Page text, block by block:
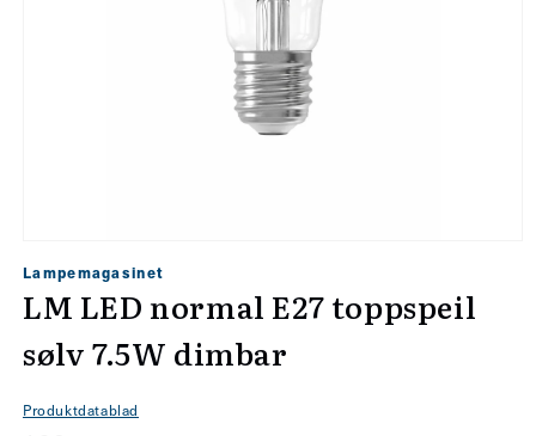
medie
1
i
Lampemagasinet
LM LED normal E27 toppspeil
sølv 7.5W dimbar
Produktdatablad